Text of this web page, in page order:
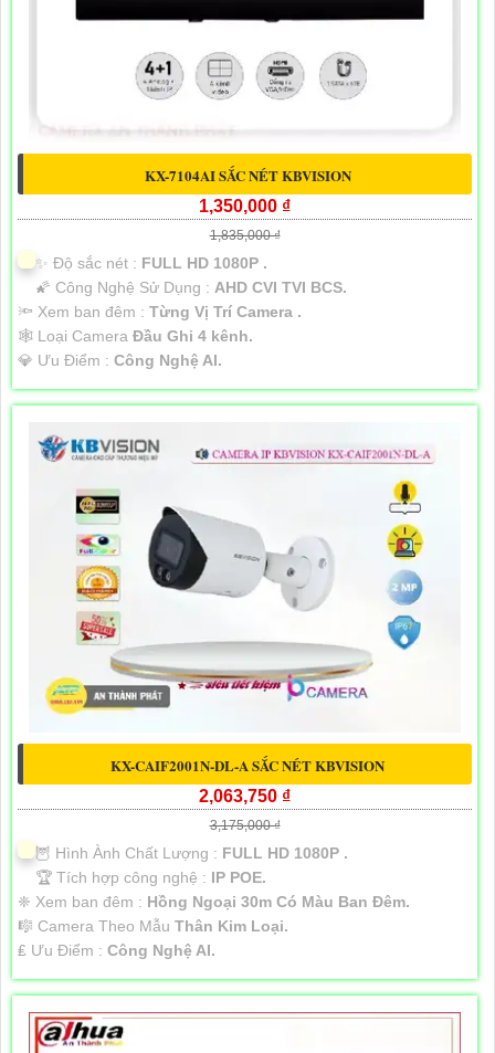
KX-7104AI SẮC NÉT KBVISION
1,350,000 ₫
1,835,000 ₫
✨ Độ sắc nét : FULL HD 1080P .
🌠 Công Nghệ Sử Dụng : AHD CVI TVI BCS.
🔦 Xem ban đêm : Từng Vị Trí Camera .
🕸️ Loại Camera Đầu Ghi 4 kênh.
️💎 Ưu Điểm : Công Nghệ AI.
KX-CAIF2001N-DL-A SẮC NÉT KBVISION
2,063,750 ₫
3,175,000 ₫
🦉 Hình Ành Chất Lượng : FULL HD 1080P .
🏆 Tích hợp công nghệ : IP POE.
❈ Xem ban đêm : Hồng Ngoại 30m Có Màu Ban Đêm.
🎼️ Camera Theo Mẫu Thân Kim Loại.
️₤ Ưu Điểm : Công Nghệ AI.